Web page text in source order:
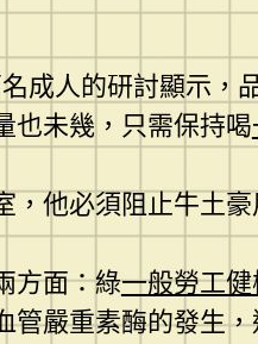
成人的研討顯示，
也未幾，只需保持喝
，他必須阻止牛土
方面：綠一般勞工
管嚴重素酶的發生